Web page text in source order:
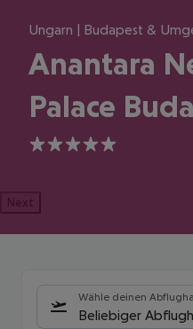
Ungarn | Budapest &
Anantara
Palace
5
Next
Wähle deinen
Beliebiger